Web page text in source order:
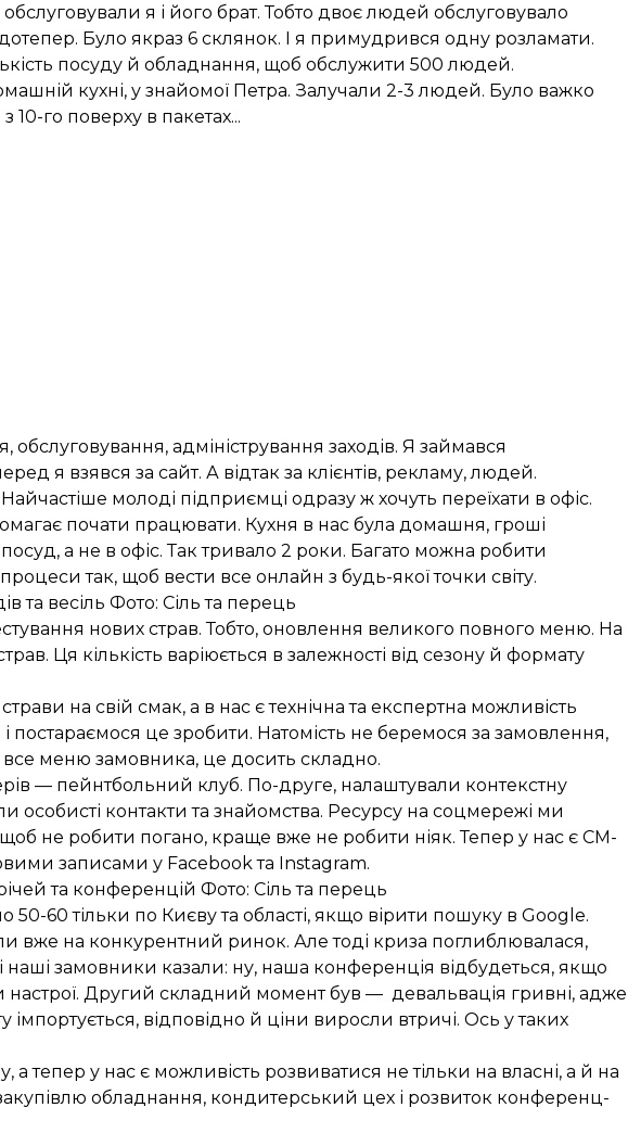
я і його брат. Тобто двоє людей обслуговувало
Було якраз 6 склянок. І я примудрився одну розламати.
посуду й обладнання, щоб обслужити 500 людей.
кухні, у знайомої Петра. Залучали 2-3 людей. Було важко
10-го поверху в пакетах...
обслуговування, адміністрування заходів. Я займався
я взявся за сайт. А відтак за клієнтів, рекламу, людей.
молоді підприємці одразу ж хочуть переїхати в офіс.
почати працювати. Кухня в нас була домашня, гроші
а не в офіс. Так тривало 2 роки. Багато можна робити
так, щоб вести все онлайн з будь-якої точки світу.
та весіль Фото: Сіль та перець
нових страв. Тобто, оновлення великого повного меню. На
Ця кількість варіюється в залежності від сезону й формату
на свій смак, а в нас є технічна та експертна можливість
постараємося це зробити. Натомість не беремося за замовлення,
все меню замовника, це досить складно.
— пейнтбольний клуб. По-друге, налаштували контекстну
особисті контакти та знайомства. Ресурсу на соцмережі ми
не робити погано, краще вже не робити ніяк. Тепер у нас є СМ-
записами у Facebook та Instagram.
та конференцій Фото: Сіль та перець
50-60 тільки по Києву та області, якщо вірити пошуку в Google.
вже на конкурентний ринок. Але тоді криза поглиблювалася,
наші замовники казали: ну, наша конференція відбудеться, якщо
настрої. Другий складний момент був — девальвація гривні, адже
імпортується, відповідно й ціни виросли втричі. Ось у таких
а тепер у нас є можливість розвиватися не тільки на власні, а й на
обладнання, кондитерський цех і розвиток конференц-